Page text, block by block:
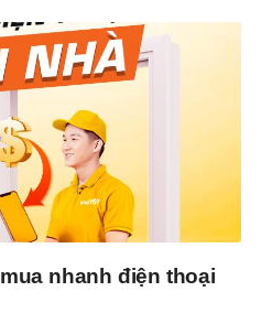
nhanh điện thoại